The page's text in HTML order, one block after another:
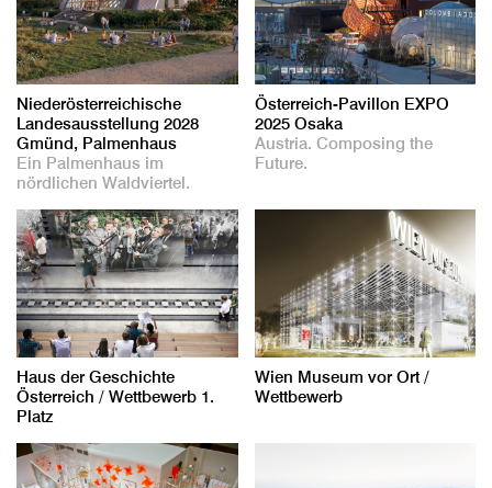
Niederösterreichische
Landesausstellung 2028
Gmünd, Palmenhaus
Ein Palmenhaus im
nördlichen Waldviertel.
Österreich-Pavillon EXPO
2025 Osaka
Austria. Composing the
Future.
Haus der Geschichte
Österreich / Wettbewerb 1.
Platz
Wien Museum vor Ort /
Wettbewerb